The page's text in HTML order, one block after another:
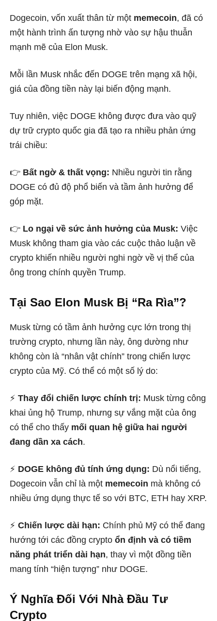
Dogecoin, vốn xuất thân từ một memecoin, đã có
một hành trình ấn tượng nhờ vào sự hậu thuẫn
mạnh mẽ của Elon Musk.
Mỗi lần Musk nhắc đến DOGE trên mạng xã hội,
giá của đồng tiền này lại biến động mạnh.
Tuy nhiên, việc DOGE không được đưa vào quỹ
dự trữ crypto quốc gia đã tạo ra nhiều phản ứng
trái chiều:
👉 Bất ngờ & thất vọng: Nhiều người tin rằng
DOGE có đủ độ phổ biến và tầm ảnh hưởng để
góp mặt.
👉 Lo ngại về sức ảnh hưởng của Musk: Việc
Musk không tham gia vào các cuộc thảo luận về
crypto khiến nhiều người nghi ngờ về vị thế của
ông trong chính quyền Trump.
Tại Sao Elon Musk Bị “Ra Rìa”?
Musk từng có tầm ảnh hưởng cực lớn trong thị
trường crypto, nhưng lần này, ông dường như
không còn là “nhân vật chính” trong chiến lược
crypto của Mỹ. Có thể có một số lý do:
⚡ Thay đổi chiến lược chính trị: Musk từng công
khai ủng hộ Trump, nhưng sự vắng mặt của ông
có thể cho thấy mối quan hệ giữa hai người
đang dần xa cách.
⚡ DOGE không đủ tính ứng dụng: Dù nổi tiếng,
Dogecoin vẫn chỉ là một memecoin mà không có
nhiều ứng dụng thực tế so với BTC, ETH hay XRP.
⚡ Chiến lược dài hạn: Chính phủ Mỹ có thể đang
hướng tới các đồng crypto ổn định và có tiềm
năng phát triển dài hạn, thay vì một đồng tiền
mang tính “hiện tượng” như DOGE.
Ý Nghĩa Đối Với Nhà Đầu Tư
Crypto